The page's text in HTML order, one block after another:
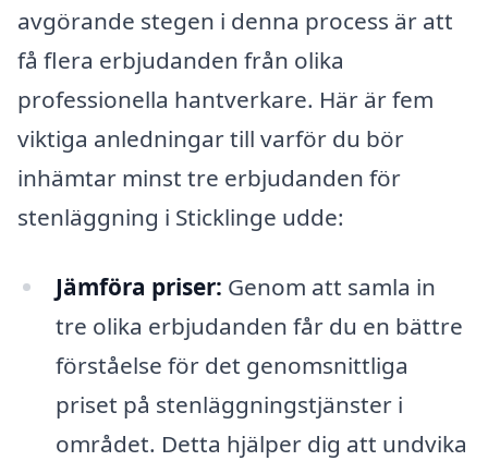
avgörande stegen i denna process är att
få flera erbjudanden från olika
professionella hantverkare. Här är fem
viktiga anledningar till varför du bör
inhämtar minst tre erbjudanden för
stenläggning i Sticklinge udde:
Jämföra priser: Genom att samla in
tre olika erbjudanden får du en bättre
förståelse för det genomsnittliga
priset på stenläggningstjänster i
området. Detta hjälper dig att undvika